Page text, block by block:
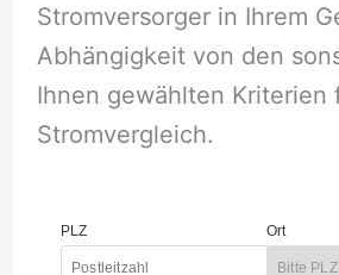
Stromversorger in Ihrem
Abhängigkeit von den
Ihnen gewählten Kriterien
Stromvergleich.